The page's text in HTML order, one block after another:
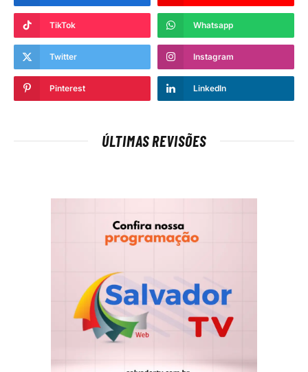
TikTok Whatsapp
Twitter Instagram
Pinterest LinkedIn
ÚLTIMAS REVISÕES